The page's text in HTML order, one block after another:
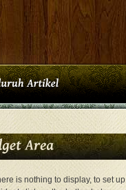
is nothing to display, to set up